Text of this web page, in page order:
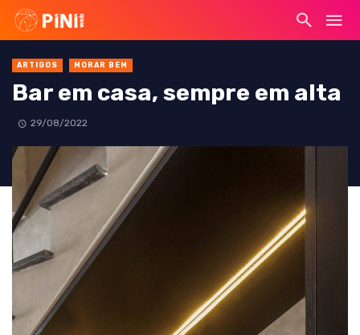
ARTIGOS MORAR BEM
Bar em casa, sempre em alta
29/08/2022